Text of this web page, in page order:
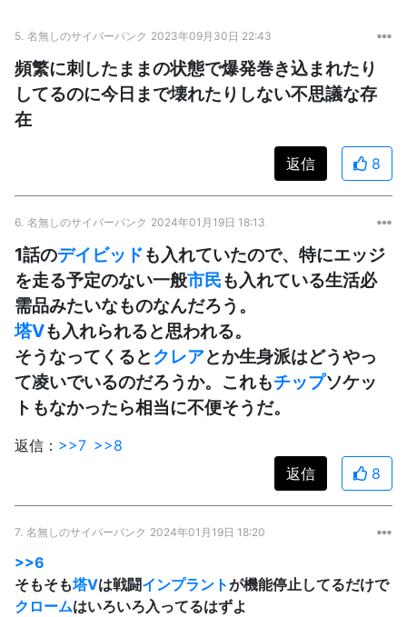
5. 名無しのサイバーパンク 2023年09月30日 22:43
頻繁に刺したままの状態で爆発巻き込まれたり
してるのに今日まで壊れたりしない不思議な存
在
返信 8
6. 名無しのサイバーパンク 2024年01月19日 18:13
1話のデイビッドも入れていたので、特にエッジ
を走る予定のない一般市民も入れている生活必
需品みたいなものなんだろう。
塔Vも入れられると思われる。
そうなってくるとクレアとか生身派はどうやっ
て凌いでいるのだろうか。これもチップソケッ
トもなかったら相当に不便そうだ。
返信： >>7 >>8
返信
8
7. 名無しのサイバーパンク 2024年01月19日 18:20
>>6
そもそも塔Vは戦闘インプラントが機能停止してるだけで
クロームはいろいろ入ってるはずよ